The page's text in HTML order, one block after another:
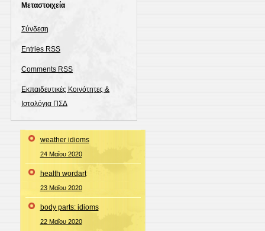
Μεταστοιχεία
Σύνδεση
Entries RSS
Comments RSS
Εκπαιδευτικές Κοινότητες &
Ιστολόγια ΠΣΔ
weather idioms
24 Μαΐου 2020
health wordart
23 Μαΐου 2020
body parts: idioms
22 Μαΐου 2020